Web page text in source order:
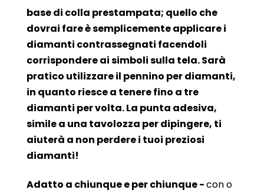
base di colla prestampata; quello che
dovrai fare è semplicemente applicare i
diamanti contrassegnati facendoli
corrispondere ai simboli sulla tela. Sarà
pratico utilizzare il pennino per diamanti,
in quanto riesce a tenere fino a tre
diamanti per volta. La punta adesiva,
simile a una tavolozza per dipingere, ti
aiuterà a non perdere i tuoi preziosi
diamanti!
Adatto a chiunque e per chiunque -con o